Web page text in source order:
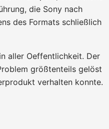
die Sony nach
des Formats schließlich
aller Oeffentlichkeit. Der
größtenteils gelöst
verhalten konnte.